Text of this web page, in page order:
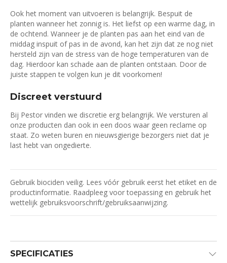
Ook het moment van uitvoeren is belangrijk. Bespuit de
planten wanneer het zonnig is. Het liefst op een warme dag, in
de ochtend. Wanneer je de planten pas aan het eind van de
middag inspuit of pas in de avond, kan het zijn dat ze nog niet
hersteld zijn van de stress van de hoge temperaturen van de
dag. Hierdoor kan schade aan de planten ontstaan. Door de
juiste stappen te volgen kun je dit voorkomen!
Discreet verstuurd
Bij Pestor vinden we discretie erg belangrijk. We versturen al
onze producten dan ook in een doos waar geen reclame op
staat. Zo weten buren en nieuwsgierige bezorgers niet dat je
last hebt van ongedierte.
Gebruik biociden veilig. Lees vóór gebruik eerst het etiket en de
productinformatie. Raadpleeg voor toepassing en gebruik het
wettelijk gebruiksvoorschrift/gebruiksaanwijzing.
SPECIFICATIES